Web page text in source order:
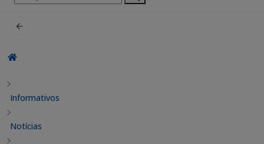
por:
Informativos
Notícias